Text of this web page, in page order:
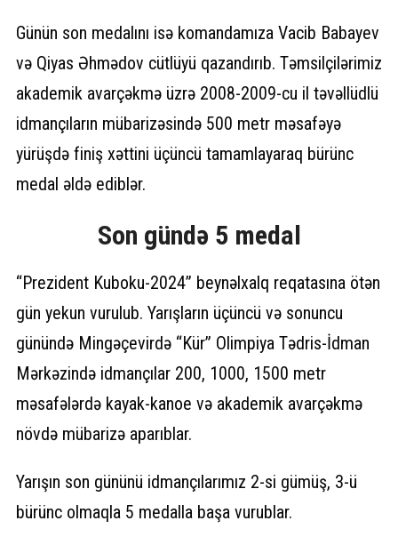
Günün son medalını isə komandamıza Vacib Babayev
və Qiyas Əhmədov cütlüyü qazandırıb. Təmsilçilərimiz
akademik avarçəkmə üzrə 2008-2009-cu il təvəllüdlü
idmançıların mübarizəsində 500 metr məsafəyə
yürüşdə finiş xəttini üçüncü tamamlayaraq bürünc
medal əldə ediblər.
Son gündə 5 medal
“Prezident Kuboku-2024” beynəlxalq reqatasına ötən
gün yekun vurulub. Yarışların üçüncü və sonuncu
günündə Mingəçevirdə “Kür” Olimpiya Tədris-İdman
Mərkəzində idmançılar 200, 1000, 1500 metr
məsafələrdə kayak-kanoe və akademik avarçəkmə
növdə mübarizə aparıblar.
Yarışın son gününü idmançılarımız 2-si gümüş, 3-ü
bürünc olmaqla 5 medalla başa vurublar.